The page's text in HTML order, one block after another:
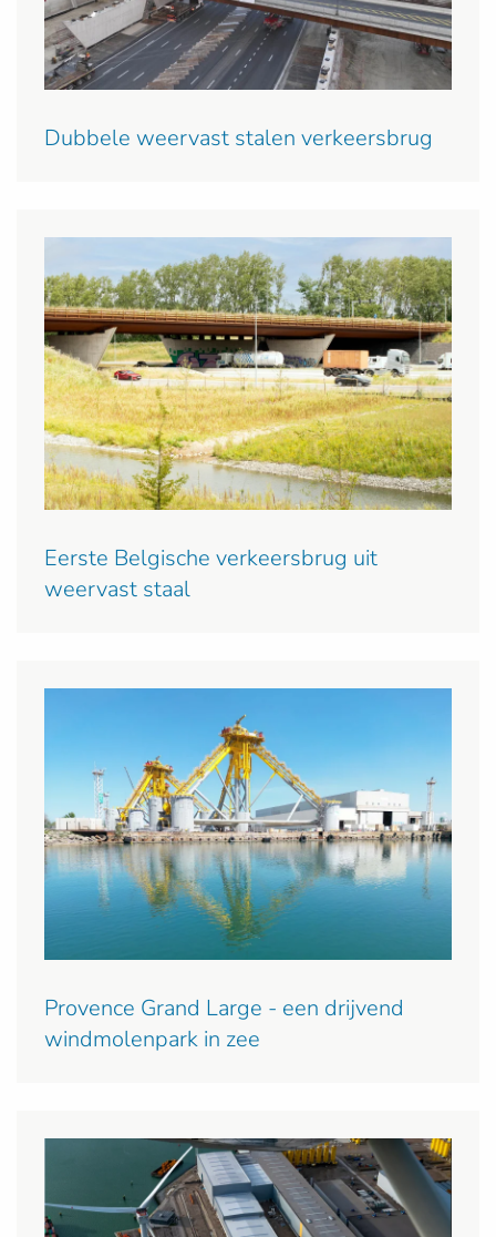
Dubbele weervast stalen verkeersbrug
Eerste Belgische verkeersbrug uit
weervast staal
Provence Grand Large - een drijvend
windmolenpark in zee